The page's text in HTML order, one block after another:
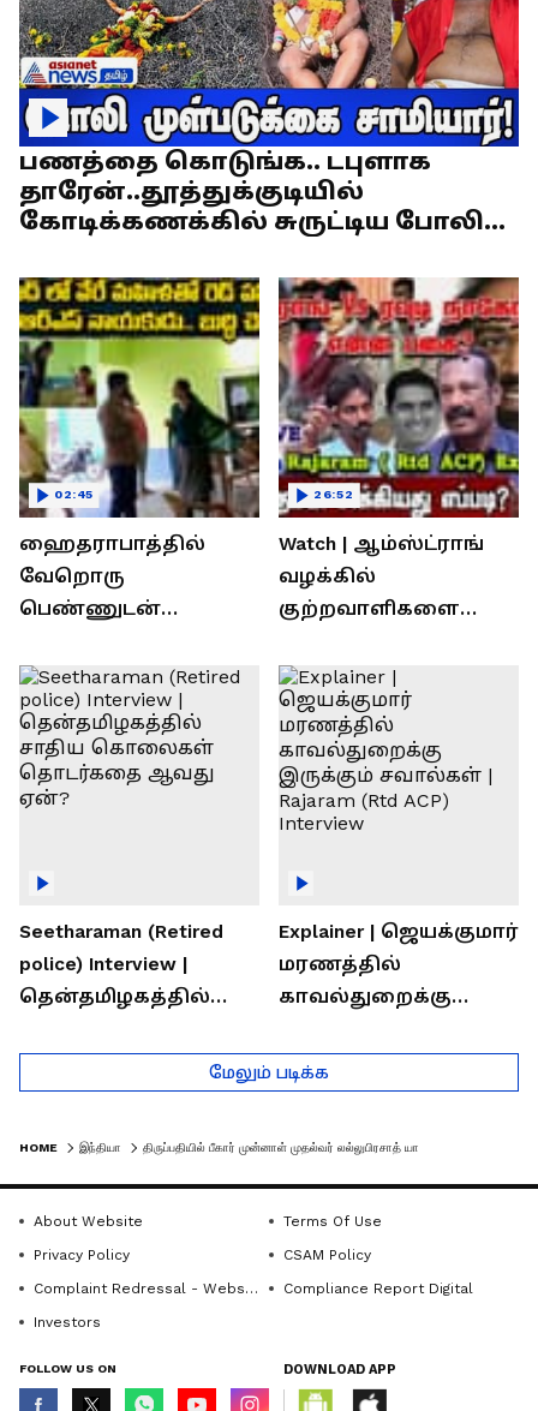
பணத்தை கொடுங்க.. டபுளாக
தாரேன்..தூத்துக்குடியில்
கோடிக்கணக்கில் சுருட்டிய போலி
ஹைதராபாத்தில்
வேறொரு
பெண்ணுடன்
தலைவரை மடக்கி
பிடித்த மனைவி
02:45
Watch | ஆம்ஸ்ட்ராங்
வழக்கில்
குற்றவாளிகளை
காவல்துறை? / Rajaram
Rtd ACP Interview
26:52
Seetharaman (Retired
police) Interview |
தென்தமிழகத்தில்
தொடர்கதை ஆவது
ஏன்?
Explainer | ஜெயக்குமார்
மரணத்தில்
காவல்துறைக்கு
Rajaram (Rtd ACP)
Interview
மேலும் படிக்க
HOME இந்தியா
About Website
Terms Of Use
Privacy Policy
CSAM Policy
Complaint Redressal - Website
Compliance Report Digital
Investors
FOLLOW US ON DOWNLOAD APP